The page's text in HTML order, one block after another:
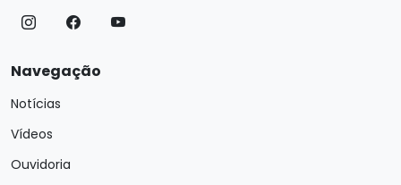
Navegação
Notícias
Vídeos
Ouvidoria